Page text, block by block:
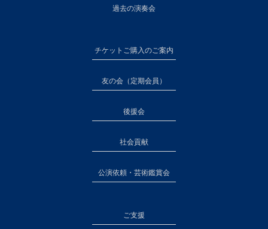
過去の演奏会
チケットご購入のご案内
友の会（定期会員）
後援会
社会貢献
公演依頼・芸術鑑賞会
ご支援